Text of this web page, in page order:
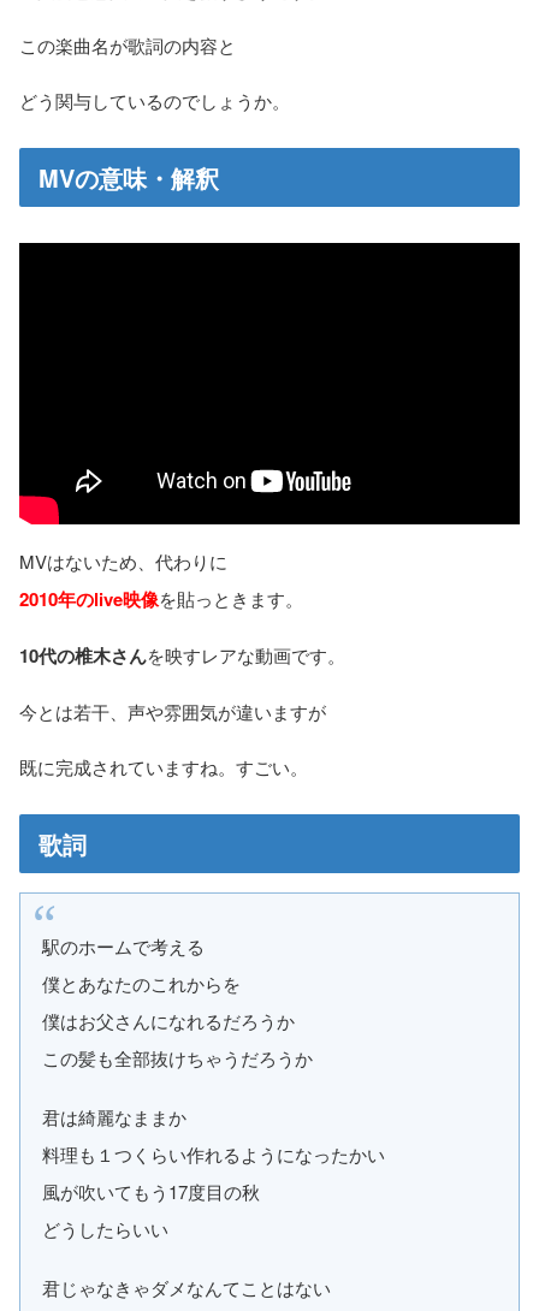
この楽曲名が歌詞の内容と
どう関与しているのでしょうか。
MVの意味・解釈
MVはないため、代わりに
2010年のlive映像を貼っときます。
10代の椎木さんを映すレアな動画です。
今とは若干、声や雰囲気が違いますが
既に完成されていますね。すごい。
歌詞
駅のホームで考える
僕とあなたのこれからを
僕はお父さんになれるだろうか
この髪も全部抜けちゃうだろうか
君は綺麗なままか
料理も１つくらい作れるようになったかい
風が吹いてもう17度目の秋
どうしたらいい
君じゃなきゃダメなんてことはない